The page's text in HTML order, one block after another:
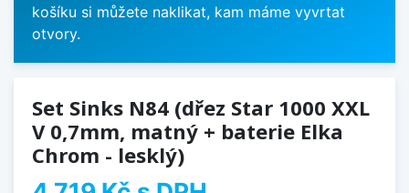
košíku si můžete naklikat, kam máme vyvrtat
otvory.
Set Sinks N84 (dřez Star 1000 XXL
V 0,7mm, matný + baterie Elka
Chrom - lesklý)